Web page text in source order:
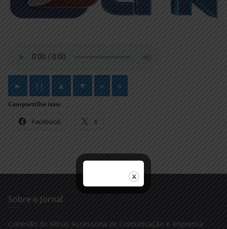
► || ▲ ▼ » «
Compartilhe isso:
Facebook X
Sobre o Jornal
Conexão de Minas Assessoria de Comunicação e Imprensa